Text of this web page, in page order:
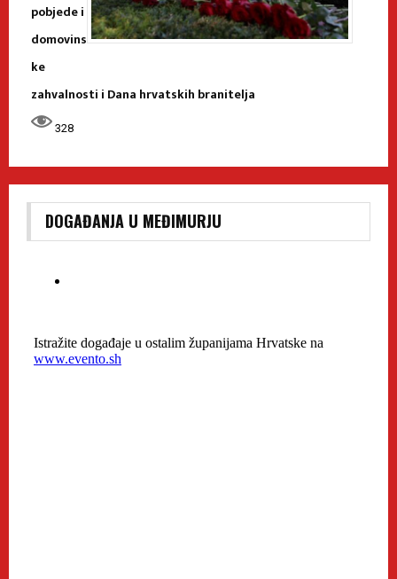
pobjede i
domovins
ke
zahvalnosti i Dana hrvatskih branitelja
328
DOGAĐANJA U MEĐIMURJU